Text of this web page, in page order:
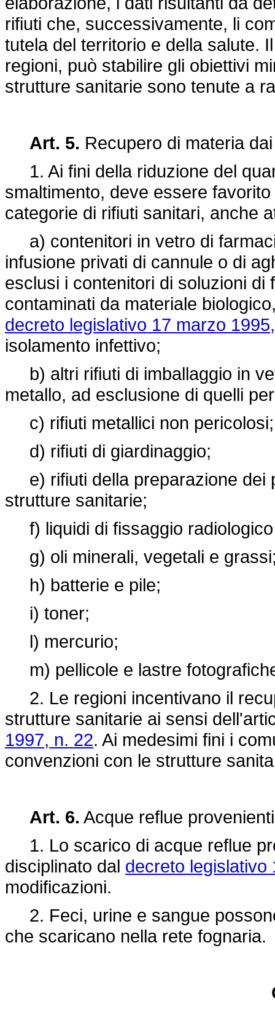
rifiuti che, successivamente, li
tutela del territorio e della salute.
regioni, può stabilire gli obiettivi
strutture sanitarie sono tenute a
Art. 5. Recupero di materia
1. Ai fini della riduzione del
smaltimento, deve essere
categorie di rifiuti sanitari, anche
a) contenitori in vetro di
infusione privati di cannule o di
esclusi i contenitori di soluzioni
contaminati da materiale
decreto legislativo 17 marzo
isolamento infettivo;
b) altri rifiuti di imballaggio in
metallo, ad esclusione di quelli
c) rifiuti metallici non pericolosi;
d) rifiuti di giardinaggio;
e) rifiuti della preparazione dei
strutture sanitarie;
f) liquidi di fissaggio
g) oli minerali, vegetali e
h) batterie e pile;
i) toner;
l) mercurio;
m) pellicole e lastre
2. Le regioni incentivano il
strutture sanitarie ai sensi
1997, n. 22. Ai medesimi fini i
convenzioni con le strutture
Art. 6. Acque reflue
1. Lo scarico di acque reflue
disciplinato dal decreto legislativo
modificazioni.
2. Feci, urine e sangue
che scaricano nella rete fognaria.